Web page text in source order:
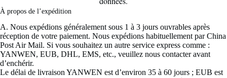
À propos de l’expédition
A. Nous expédions généralement sous 1 à 3 jours ouvrables après
réception de votre paiement. Nous expédions habituellement par China
Post Air Mail. Si vous souhaitez un autre service express comme :
YANWEN, EUB, DHL, EMS, etc., veuillez nous contacter avant
d’enchérir.
Le délai de livraison YANWEN est d’environ 35 à 60 jours ; EUB est